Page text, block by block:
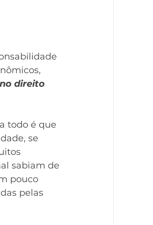
no direito
todo é que
se
sabiam de
pouco
pelas